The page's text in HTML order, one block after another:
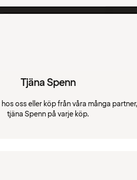
Tjäna Spenn
oss eller köp från våra många
tjäna Spenn på varje köp.